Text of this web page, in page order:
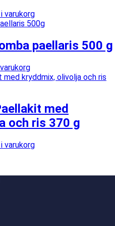
varukorg
paellaris 500 g
med
och ris 370 g
varukorg